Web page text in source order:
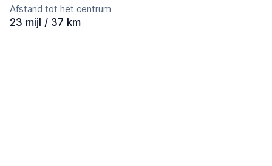
Afstand tot het centrum
23 mijl / 37 km